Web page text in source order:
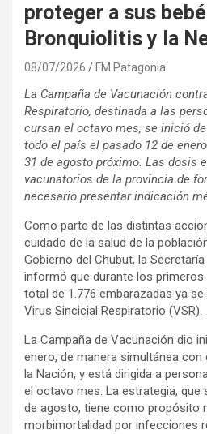
proteger a sus
Bronquiolitis y la
08/07/2026 FM Patagonia
La Campaña de Vacunación
Respiratorio, destinada a las
cursan el octavo mes, se inició
todo el país el pasado 12 de
31 de agosto próximo. Las dosis
vacunatorios de la provincia de
necesario presentar indicación
Como parte de las distintas
cuidado de la salud de la
Gobierno del Chubut, la
informó que durante los primeros
total de 1.776 embarazadas ya
Virus Sincicial Respiratorio (VSR).
La Campaña de Vacunación dio
enero, de manera simultánea con
la Nación, y está dirigida a
el octavo mes. La estrategia, que
de agosto, tiene como propósito
morbimortalidad por infecciones